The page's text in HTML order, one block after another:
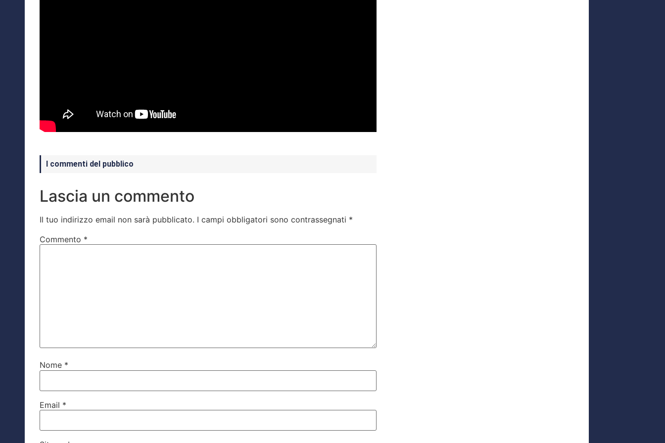
I commenti del pubblico
Lascia un commento
Il tuo indirizzo email non sarà pubblicato. I campi obbligatori sono contrassegnati *
Commento *
Nome *
Email *